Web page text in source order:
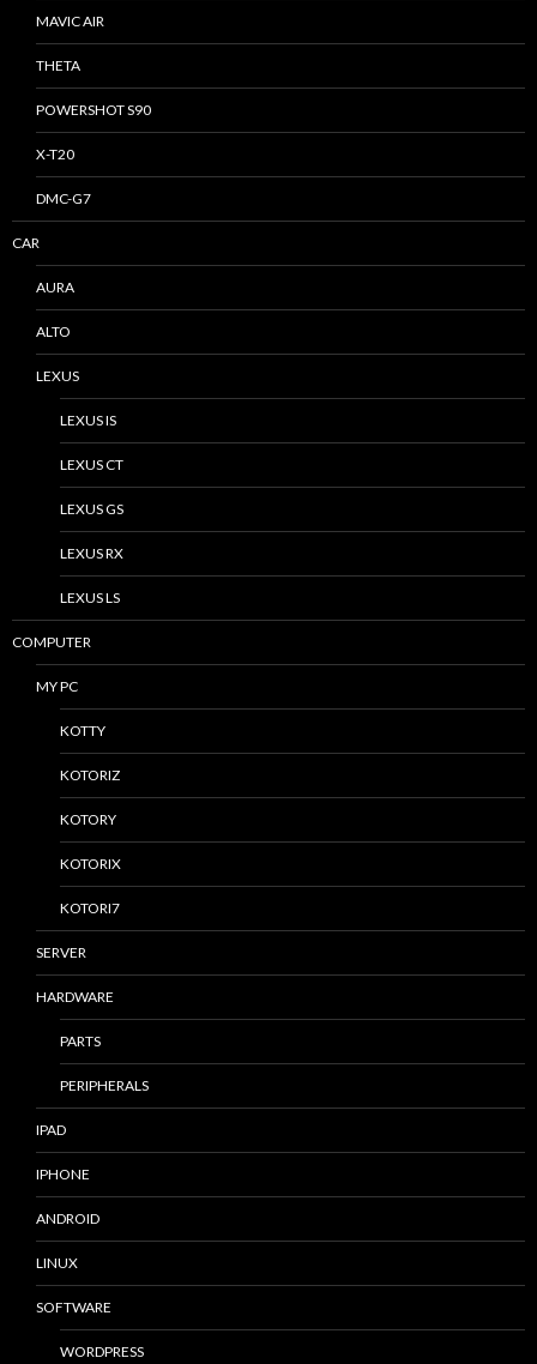
MAVIC AIR
THETA
POWERSHOT S90
X-T20
DMC-G7
CAR
AURA
ALTO
LEXUS
LEXUS IS
LEXUS CT
LEXUS GS
LEXUS RX
LEXUS LS
COMPUTER
MY PC
KOTTY
KOTORIZ
KOTORY
KOTORIX
KOTORI7
SERVER
HARDWARE
PARTS
PERIPHERALS
IPAD
IPHONE
ANDROID
LINUX
SOFTWARE
WORDPRESS